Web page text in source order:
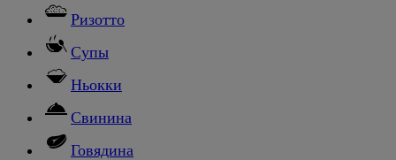
Ризотто
Супы
Ньокки
Свинина
Говядина